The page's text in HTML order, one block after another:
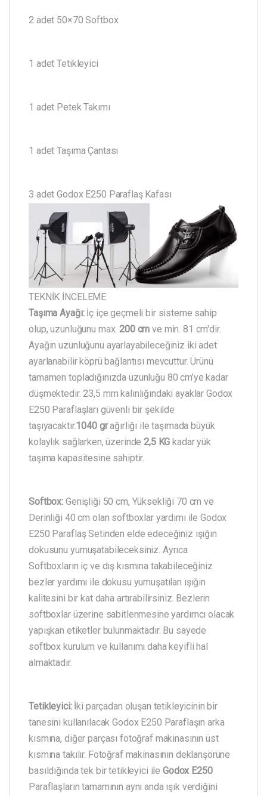
2 adet 50×70 Softbox
1 adet Tetikleyici
1 adet Petek Takımı
1 adet Taşıma Çantası
3 adet Godox E250 Paraflaş Kafası
TEKNİK İNCELEME
Taşıma Ayağı: İç içe geçmeli bir sisteme sahip
olup, uzunluğunu max.200 cm ve min. 81 cm'dir.
Ayağın uzunluğunu ayarlayabileceğiniz iki adet
ayarlanabilir köprü bağlantısı mevcuttur. Ürünü
tamamen topladığınızda uzunluğu 80 cm’ye kadar
düşmektedir. 23,5 mm kalınlığındaki ayaklar Godox
E250 Paraflaşları güvenli bir şekilde
taşıyacaktır.1040 grağırlığı ile taşımada büyük
kolaylık sağlarken, üzerinde2,5 KG kadar yük
taşıma kapasitesine sahiptir.
Softbox: Genişliği 50 cm, Yüksekliği 70 cm ve
Derinliği 40 cm olan softboxlar yardımı ile Godox
E250 Paraflaş Setinden elde edeceğiniz ışığın
dokusunu yumuşatabileceksiniz. Ayrıca
Softboxların iç ve dış kısmına takabileceğiniz
bezler yardımı ile dokusu yumuşatılan ışığın
kalitesini bir kat daha artırabilirsiniz. Bezlerin
softboxlar üzerine sabitlenmesine yardımcı olacak
yapışkan etiketler bulunmaktadır. Bu sayede
softbox kurulum ve kullanımı daha keyifli hal
almaktadır.
Tetikleyici: İki parçadan oluşan tetikleyicinin bir
tanesini kullanılacak Godox E250 Paraflaşın arka
kısmına, diğer parçası fotoğraf makinasının üst
kısmına takılır. Fotoğraf makinasının deklanşörüne
basıldığında tek bir tetikleyici ile Godox E250
Paraflaşların tamamının aynı anda ışık verdiğini